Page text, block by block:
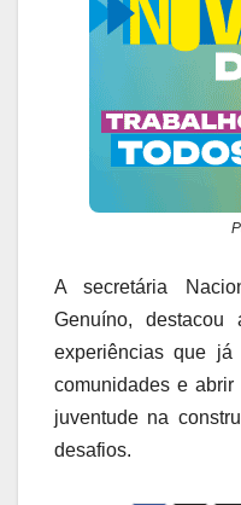
A secretária
Genuíno, destacou
experiências que já
comunidades e abrir
juventude na
desafios.